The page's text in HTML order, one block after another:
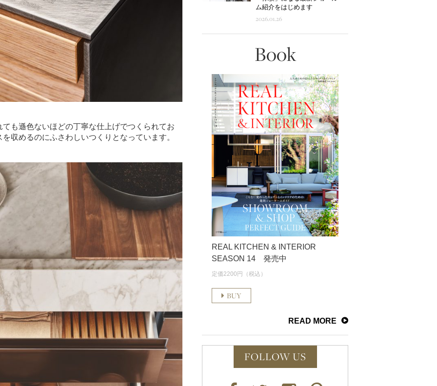
も遜色ないほどの丁寧な仕上げでつくられてお
収めるのにふさわしいつくりとなっています。
ム紹介をはじめます
2026.01.26
Book
REAL KITCHEN & INTERIOR
SEASON 14 発売中
定価2200円（税込）
BUY
READ MORE
FOLLOW US